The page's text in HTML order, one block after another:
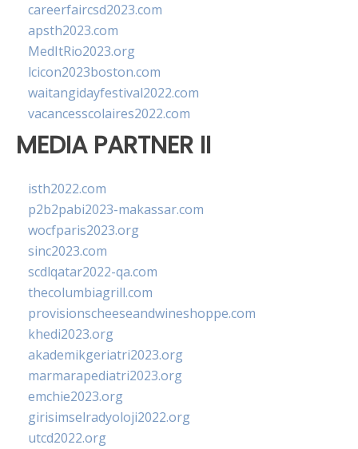
careerfaircsd2023.com
apsth2023.com
MedItRio2023.org
lcicon2023boston.com
waitangidayfestival2022.com
vacancesscolaires2022.com
MEDIA PARTNER II
isth2022.com
p2b2pabi2023-makassar.com
wocfparis2023.org
sinc2023.com
scdlqatar2022-qa.com
thecolumbiagrill.com
provisionscheeseandwineshoppe.com
khedi2023.org
akademikgeriatri2023.org
marmarapediatri2023.org
emchie2023.org
girisimselradyoloji2022.org
utcd2022.org